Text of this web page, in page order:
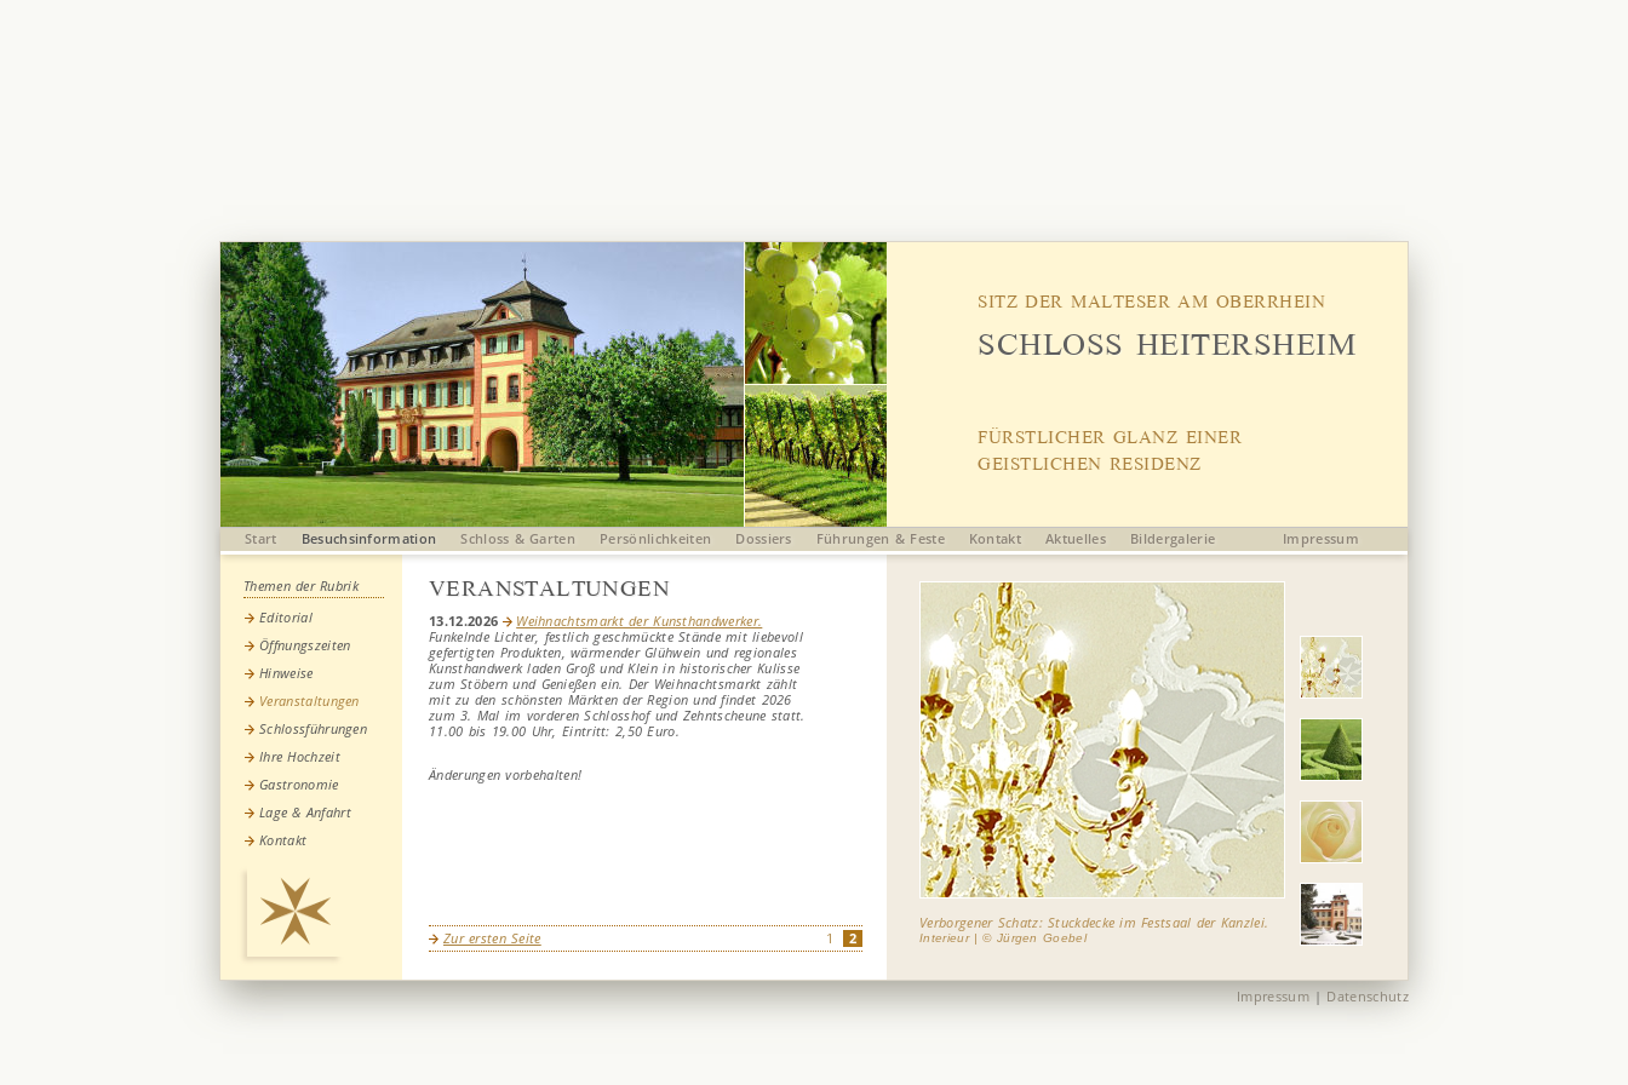
SITZ DER MALTESER AM OBERRHEIN
SCHLOSS HEITERSHEIM
FÜRSTLICHER GLANZ EINER
GEISTLICHEN RESIDENZ
Start Besuchsinformation Schloss & Garten Persönlichkeiten Dossiers Führungen & Feste Kontakt Aktuelles Bildergalerie Impressum
Themen der Rubrik
Editorial
Öffnungszeiten
Hinweise
Veranstaltungen
Schlossführungen
Ihre Hochzeit
Gastronomie
Lage & Anfahrt
Kontakt
VERANSTALTUNGEN
13.12.2026
Weihnachtsmarkt der Kunsthandwerker.
Funkelnde Lichter, festlich geschmückte Stände mit liebevoll
gefertigten Produkten, wärmender Glühwein und regionales
Kunsthandwerk laden Groß und Klein in historischer Kulisse
zum Stöbern und Genießen ein. Der Weihnachtsmarkt zählt
mit zu den schönsten Märkten der Region und findet 2026
zum 3. Mal im vorderen Schlosshofund Zehntscheune statt.
11.00 bis 19.00 Uhr, Eintritt: 2,50 Euro.
Änderungen vorbehalten!
Zur ersten Seite 1 2
Verborgener Schatz: Stuckdecke im Festsaal der Kanzlei.
Interieur | © Jürgen Goebel
Impressum| Datenschutz